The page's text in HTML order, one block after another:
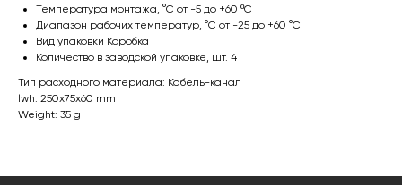
Температура монтажа, °С от -5 до +60 ºС
Диапазон рабочих температур, °С от -25 до +60 °С
Вид упаковки Коробка
Количество в заводской упаковке, шт. 4
Тип расходного материала: Кабель-канал
lwh: 250x75x60 mm
Weight: 35 g